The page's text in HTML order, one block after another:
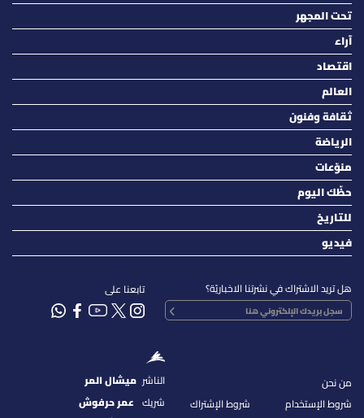
تحت المجهر
آراء
اقتصاد
العالم
ثقافة وفنون
الرياضة
منوّعات
حظّك اليوم
للتاريخ
فيديو
هل تريد الاشتراك في نشرتنا الاخباريّة؟ تابعنا على
من نحن
شروط الإستخدام
شروط الإشتراك
الناشر ميشال المر
شريك عمر حرفوش